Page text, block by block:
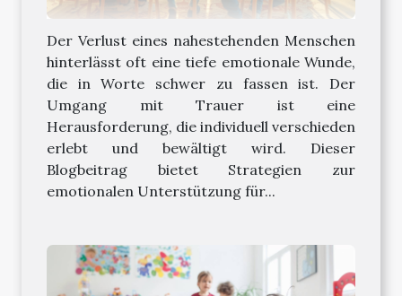
Der Verlust eines nahestehenden Menschen
hinterlässt oft eine tiefe emotionale Wunde,
die in Worte schwer zu fassen ist. Der
Umgang mit Trauer ist eine
Herausforderung, die individuell verschieden
erlebt und bewältigt wird. Dieser
Blogbeitrag bietet Strategien zur
emotionalen Unterstützung für...